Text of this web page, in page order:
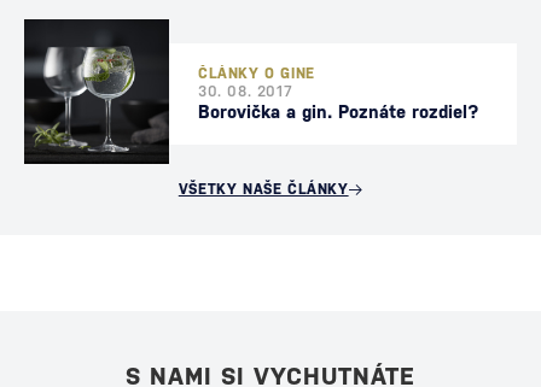
ČLÁNKY O GINE
30. 08. 2017
Borovička a gin. Poznáte rozdiel?
VŠETKY NAŠE ČLÁNKY
S NAMI SI VYCHUTNÁTE